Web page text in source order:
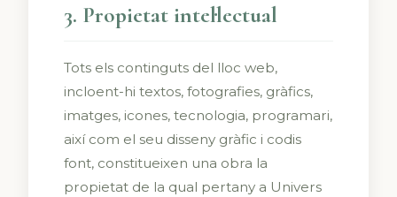
3. Propietat intel·lectual
Tots els continguts del lloc web,
incloent-hi textos, fotografies, gràfics,
imatges, icones, tecnologia, programari,
així com el seu disseny gràfic i codis
font, constitueixen una obra la
propietat de la qual pertany a Univers